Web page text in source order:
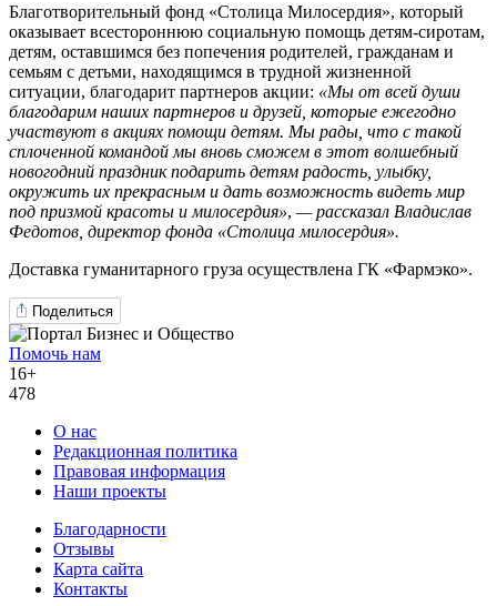
Благотворительный фонд «Столица Милосердия», который
оказывает всестороннюю социальную помощь детям-сиротам,
детям, оставшимся без попечения родителей, гражданам и
семьям с детьми, находящимся в трудной жизненной
ситуации, благодарит партнеров акции: «Мы от всей души
благодарим наших партнеров и друзей, которые ежегодно
участвуют в акциях помощи детям. Мы рады, что с такой
сплоченной командой мы вновь сможем в этот волшебный
новогодний праздник подарить детям радость, улыбку,
окружить их прекрасным и дать возможность видеть мир
под призмой красоты и милосердия», — рассказал Владислав
Федотов, директор фонда «Столица милосердия».
Доставка гуманитарного груза осуществлена ГК «Фармэко».
Поделиться
Помочь нам
16+
478
О нас
Редакционная политика
Правовая информация
Наши проекты
Благодарности
Отзывы
Карта сайта
Контакты